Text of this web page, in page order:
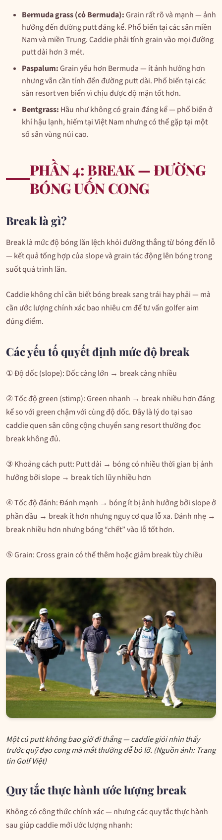
Bermuda grass (cỏ Bermuda):Grain rất rõ và mạnh — ảnh
hưởng đến đường putt đáng kể. Phổ biến tại các sân miền
Nam và miền Trung. Caddie phải tính grain vào mọi đường
putt dài hơn 3 mét.
Paspalum:Grain yếu hơn Bermuda — ít ảnh hưởng hơn
nhưng vẫn cần tính đến đường putt dài. Phổ biến tại các
sân resort ven biển vì chịu được độ mặn tốt hơn.
Bentgrass: Hầu như không có grain đáng kể — phổ biến ở
khí hậu lạnh, hiếm tại Việt Nam nhưng có thể gặp tại một
số sân vùng núi cao.
PHẦN 4: BREAK — ĐƯỜNG
BÓNG UỐN CONG
Break là gì?
Break là mức độ bóng lăn lệch khỏi đường thẳng từ bóng đến lỗ
— kết quả tổng hợp của slope và grain tác động lên bóng trong
suốt quá trình lăn.
Caddie không chỉ cần biết bóng break sang trái hay phải — mà
cần ước lượng chính xác bao nhiêu cm để tư vấn golfer aim
đúng điểm.
Các yếu tố quyết định mức độ break
① Độ dốc (slope): Dốc càng lớn → break càng nhiều
② Tốc độ green (stimp): Green nhanh → break nhiều hơn đáng
kể so với green chậm với cùng độ dốc. Đây là lý do tại sao
caddie quen sân công cộng chuyển sang resort thường đọc
break không đủ.
③ Khoảng cách putt: Putt dài → bóng có nhiều thời gian bị ảnh
hưởng bởi slope → break tích lũy nhiều hơn
④ Tốc độ đánh: Đánh mạnh → bóng ít bị ảnh hưởng bởi slope ở
phần đầu → break ít hơn nhưng nguy cơ qua lỗ xa. Đánh nhẹ →
break nhiều hơn nhưng bóng “chết” vào lỗ tốt hơn.
⑤ Grain: Cross grain có thể thêm hoặc giảm break tùy chiều
Một cú putt không bao giờ đi thẳng — caddie giỏi nhìn thấy
trước quỹ đạo cong mà mắt thường dễ bỏ lỡ. (Nguồn ảnh: Trang
tin Golf Việt)
Quy tắc thực hành ước lượng break
Không có công thức chính xác — nhưng các quy tắc thực hành
sau giúp caddie mới ước lượng nhanh: